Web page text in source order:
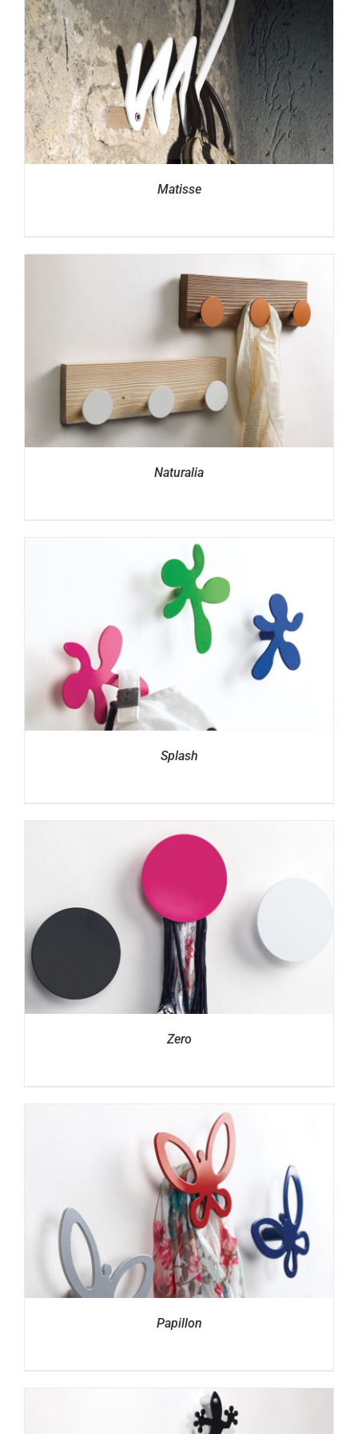
Matisse
Naturalia
Splash
Zero
Papillon